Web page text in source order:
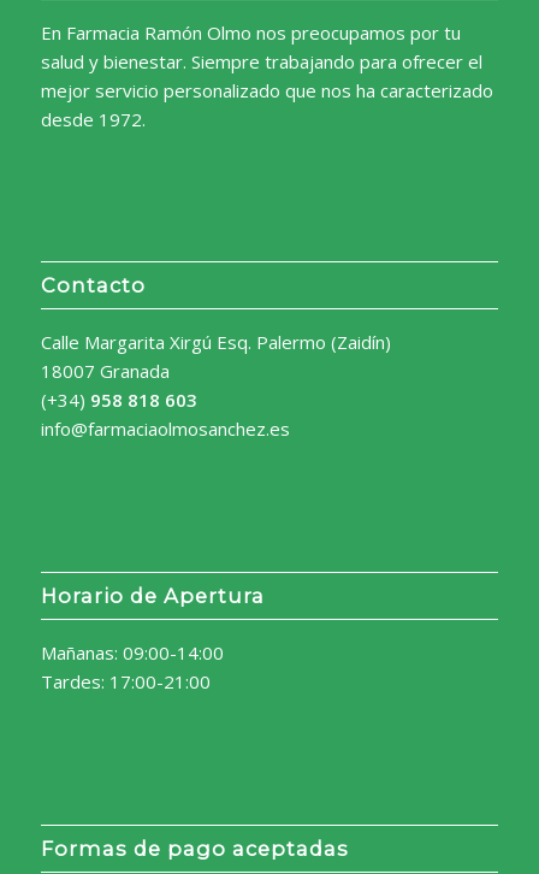
En Farmacia Ramón Olmo nos preocupamos por tu
salud y bienestar. Siempre trabajando para ofrecer el
mejor servicio personalizado que nos ha caracterizado
desde 1972.
Contacto
Calle Margarita Xirgú Esq. Palermo (Zaidín)
18007 Granada
(+34) 958 818 603
info@farmaciaolmosanchez.es
Horario de Apertura
Mañanas: 09:00-14:00
Tardes: 17:00-21:00
Formas de pago aceptadas